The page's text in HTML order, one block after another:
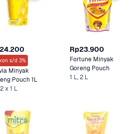
s/d 3%
Minyak
Pouch 1L
x 1 L
Rp23.900
Fortune Minyak
1 L, 2 L